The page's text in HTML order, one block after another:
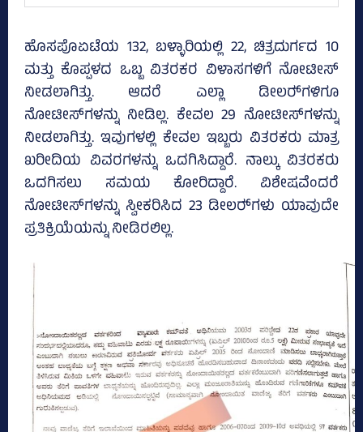
ಹೊಸಪೊಏಟೆಯ 132, ಬಳ್ಳಾರಿಯಲ್ಲಿ 22, ಚಿತ್ರದುರ್ಗದ 10
ಮತ್ತು ಕೊಪ್ಪಳದ ಒಬ್ಬ ವಿತರಕರ ವಿಳಾಸಗಳಿಗೆ ನೋಟೀಸ್‌
ನೀಡಲಾಗಿತ್ತು. ಆದರೆ ಎಲ್ಲಾ ಡೀಲರ್‍‌ಗಳಿಗೂ
ನೋಟೀಸ್‌ಗಳನ್ನು ನೀಡಿಲ್ಲ. ಕೇವಲ 29 ನೋಟೀಸ್‌ಗಳನ್ನು
ನೀಡಲಾಗಿತ್ತು. ಇವುಗಳಲ್ಲಿ ಕೇವಲ ಇಬ್ಬರು ವಿತರಕರು ಮಾತ್ರ
ಖರೀದಿಯ ವಿವರಗಳನ್ನು ಒದಗಿಸಿದ್ದಾರೆ. ನಾಲ್ಕು ವಿತರಕರು
ಒದಗಿಸಲು ಸಮಯ ಕೋರಿದ್ದಾರೆ. ವಿಶೇಷವೆಂದರೆ
ನೋಟೀಸ್‌ಗಳನ್ನು ಸ್ವೀಕರಿಸಿದ 23 ಡೀಲರ್‍‌ಗಳು ಯಾವುದೇ
ಪ್ರತಿಕ್ರಿಯೆಯನ್ನು ನೀಡಿರಲಿಲ್ಲ.